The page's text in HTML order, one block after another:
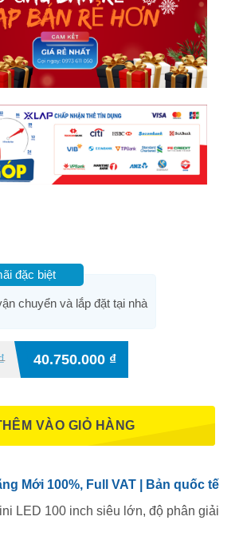
đặc biệt
chuyển và lắp đặt tại nhà
40.750.000 ₫
VÀO GIỎ HÀNG
Mới 100%, Full VAT | Bản quốc tế
LED 100 inch siêu lớn, độ phân giải